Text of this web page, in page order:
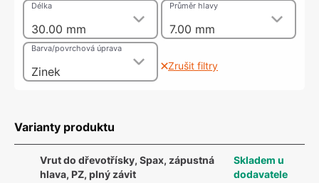
30.00 mm
Délka
7.00 mm
Průměr hlavy
Zinek
Barva/povrchová úprava
Zrušit filtry
Varianty produktu
Vrut do dřevotřísky, Spax, zápustná
hlava, PZ, plný závit
Skladem u
dodavatele